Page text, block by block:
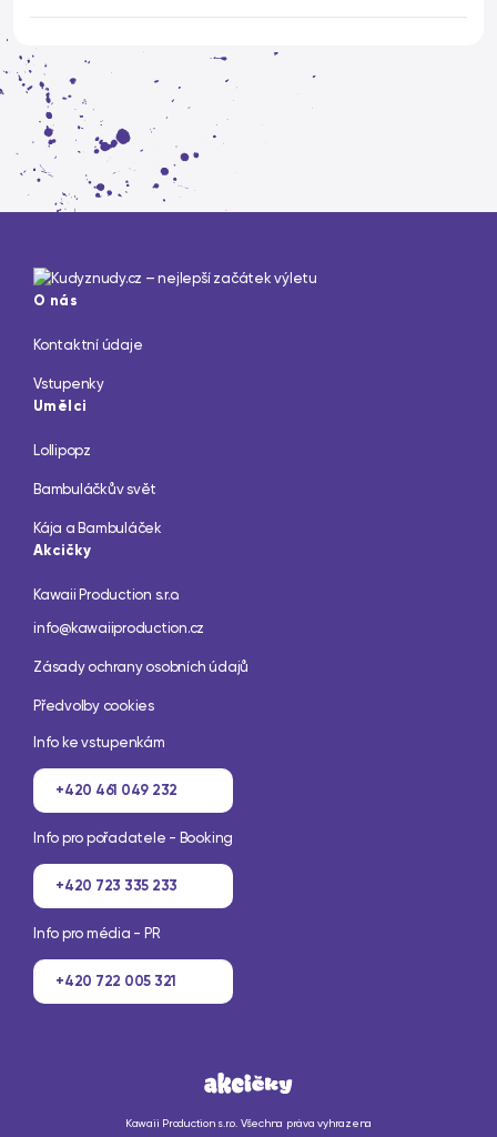
O nás
Kontaktní údaje
Vstupenky
Umělci
Lollipopz
Bambuláčkův svět
Kája a Bambuláček
Akcičky
Kawaii Production s.r.o.
info@kawaiiproduction.cz
Zásady ochrany osobních údajů
Předvolby cookies
Info ke vstupenkám
+420 461 049 232
Info pro pořadatele - Booking
+420 723 335 233
Info pro média - PR
+420 722 005 321
Kawaii Production s.r.o. Všechna práva vyhrazena